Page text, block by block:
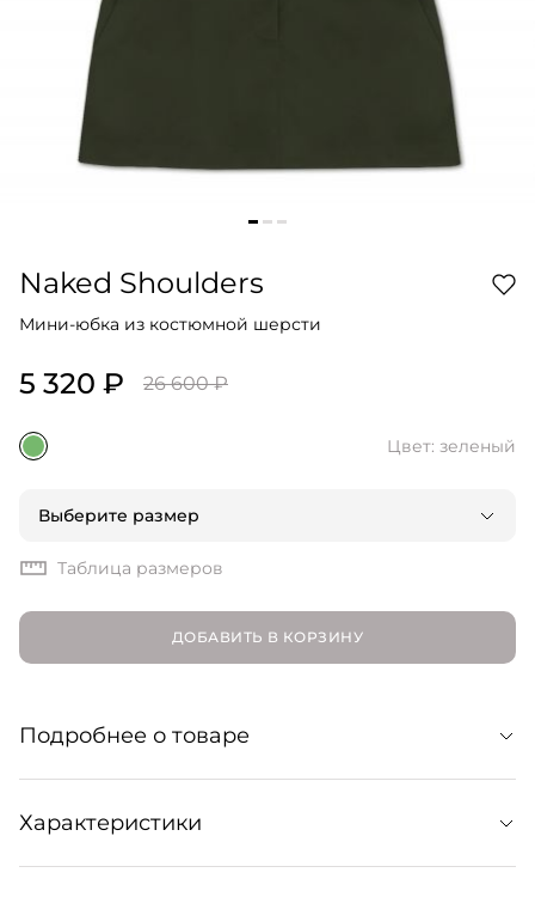
Naked Shoulders
Мини-юбка из костюмной шерсти
5 320 ₽ 26 600 ₽
Цвет: зеленый
Выберите размер
Таблица размеров
ДОБАВИТЬ В КОРЗИНУ
Подробнее о товаре
Минималистичная мини-юбка из гладкой костюмной
шерсти. Сочетайте с тонким трикотажем в образах
total black или с блейзерами оверсайз для создания
Характеристики